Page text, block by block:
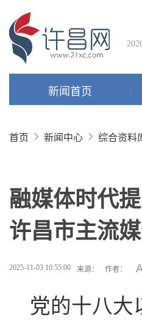
新闻首页
首页 新闻中心 综合资料
融媒体时代
许昌市主流
2025-11-03 10:55:00 来源： 作者：
党的十八大